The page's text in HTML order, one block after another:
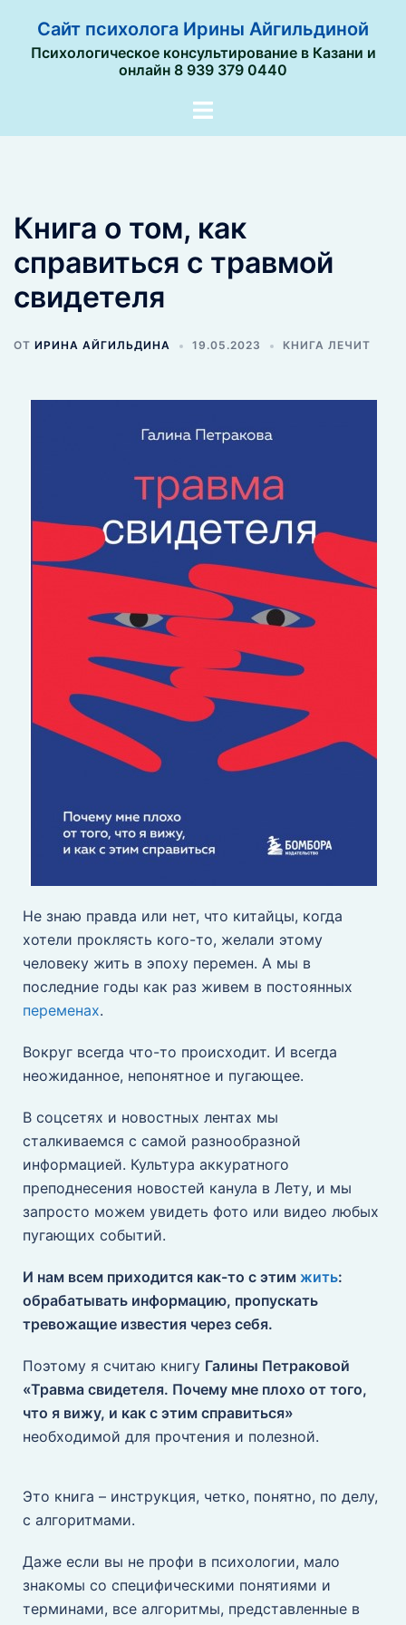
Сайт психолога Ирины Айгильдиной
Психологическое консультирование в Казани и
онлайн 8 939 379 0440
Книга о том, как
справиться с травмой
свидетеля
ОТ ИРИНА АЙГИЛЬДИНА 19.05.2023 КНИГА ЛЕЧИТ
Не знаю правда или нет, что китайцы, когда
хотели проклясть кого-то, желали этому
человеку жить в эпоху перемен. А мы в
последние годы как раз живем в постоянных
переменах.
Вокруг всегда что-то происходит. И всегда
неожиданное, непонятное и пугающее.
В соцсетях и новостных лентах мы
сталкиваемся с самой разнообразной
информацией. Культура аккуратного
преподнесения новостей канула в Лету, и мы
запросто можем увидеть фото или видео любых
пугающих событий.
И нам всем приходится как-то с этим жить:
обрабатывать информацию, пропускать
тревожащие известия через себя.
Поэтому я считаю книгу Галины Петраковой
«Травма свидетеля. Почему мне плохо от того,
что я вижу, и как с этим справиться»
необходимой для прочтения и полезной.
Это книга – инструкция, четко, понятно, по делу,
с алгоритмами.
Даже если вы не профи в психологии, мало
знакомы со специфическими понятиями и
терминами, все алгоритмы, представленные в